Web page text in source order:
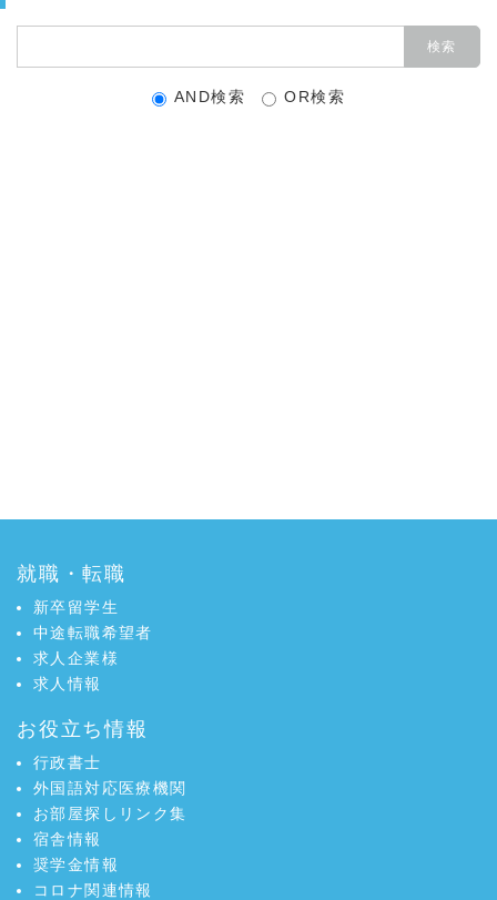
AND検索 OR検索
就職・転職
新卒留学生
中途転職希望者
求人企業様
求人情報
お役立ち情報
行政書士
外国語対応医療機関
お部屋探しリンク集
宿舎情報
奨学金情報
コロナ関連情報